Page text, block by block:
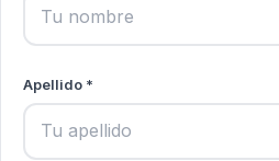
Apellido *